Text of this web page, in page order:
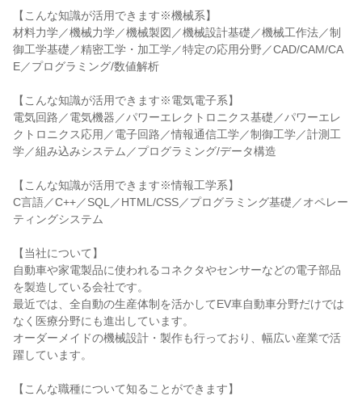
【こんな知識が活用できます※機械系】
材料力学／機械力学／機械製図／機械設計基礎／機械工作法／制
御工学基礎／精密工学・加工学／特定の応用分野／CAD/CAM/CA
E／プログラミング/数値解析
【こんな知識が活用できます※電気電子系】
電気回路／電気機器／パワーエレクトロニクス基礎／パワーエレ
クトロニクス応用／電子回路／情報通信工学／制御工学／計測工
学／組み込みシステム／プログラミング/データ構造
【こんな知識が活用できます※情報工学系】
C言語／C++／SQL／HTML/CSS／プログラミング基礎／オペレー
ティングシステム
【当社について】
自動車や家電製品に使われるコネクタやセンサーなどの電子部品
を製造している会社です。
最近では、全自動の生産体制を活かしてEV車自動車分野だけでは
なく医療分野にも進出しています。
オーダーメイドの機械設計・製作も行っており、幅広い産業で活
躍しています。
【こんな職種について知ることができます】